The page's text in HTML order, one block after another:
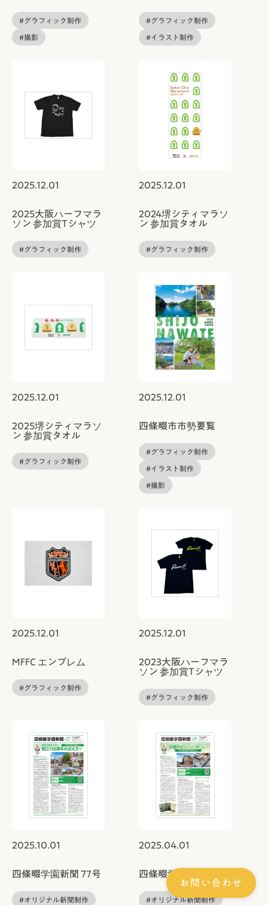
#グラフィック制作
#撮影
#グラフィック制作
#イラスト制作
2025.12.01
2025大阪ハーフマラ
ソン 参加賞Tシャツ
#グラフィック制作
2025.12.01
2024堺シティマラソ
ン 参加賞タオル
#グラフィック制作
2025.12.01
2025堺シティマラソ
ン 参加賞タオル
#グラフィック制作
2025.12.01
四條畷市市勢要覧
#グラフィック制作
#イラスト制作
#撮影
2025.12.01
MFFC エンブレム
#グラフィック制作
2025.12.01
2023大阪ハーフマラ
ソン 参加賞Tシャツ
#グラフィック制作
2025.10.01
四條畷学園新聞 77号
#オリジナル新聞制作
2025.04.01
四條畷学園新聞 76号
#オリジナル新聞制作
お問い合わせ